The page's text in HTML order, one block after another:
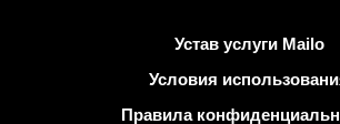
Устав услуги Mailo
Условия
Правила